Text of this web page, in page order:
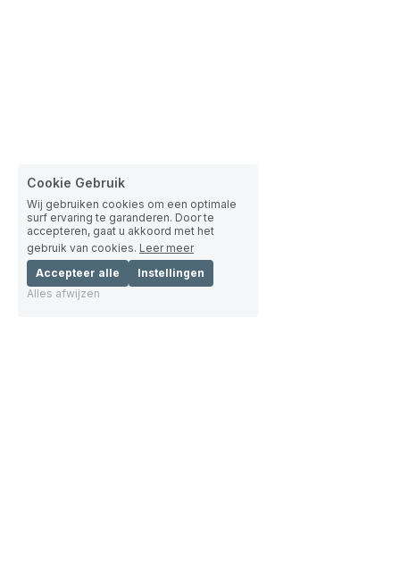
Cookie Gebruik
Wij gebruiken cookies om een optimale
surf ervaring te garanderen. Door te
accepteren, gaat u akkoord met het
gebruik van cookies. Leer meer
Accepteer alle
Instellingen
Alles afwijzen